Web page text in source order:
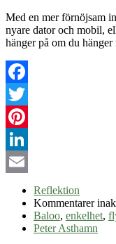
Med en mer förnöjsam
nyare dator och mobil,
hänger på om du
Facebook
Twitter
Pinterest
LinkedIn
Reflektion
Kommentarer
Baloo, enkelhet,
Peter Asthamn